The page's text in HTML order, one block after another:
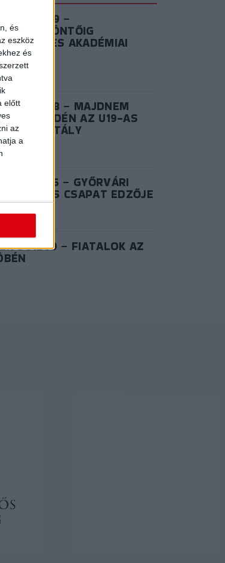
és
eszköz
és
előtt
az
a
S03E09 –
A DÖNTŐIG
AZ U17-ES AKADÉMIAI
S03E08 – MAJDNEM
IDÉN AZ U19-AS
KOROSZTÁLY
S02E06 – GYŐRVÁRI
NB I/B-S CSAPAT EDZŐJE
S01E09 – FIATALOK AZ